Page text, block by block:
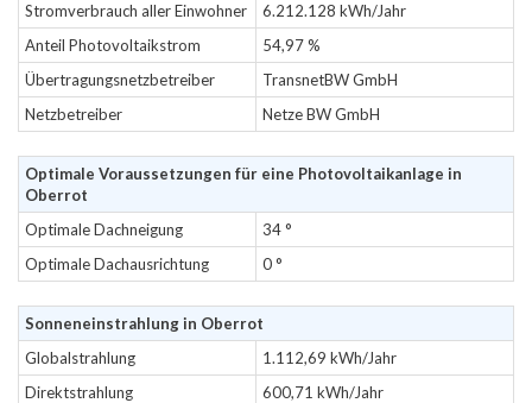
Stromverbrauch aller Einwohner
6.212.128 kWh/Jahr
Anteil Photovoltaikstrom
54,97 %
Übertragungsnetzbetreiber
TransnetBW GmbH
Netzbetreiber
Netze BW GmbH
Optimale Voraussetzungen für eine Photovoltaikanlage in
Oberrot
Optimale Dachneigung
34 °
Optimale Dachausrichtung
0 °
Sonneneinstrahlung in Oberrot
Globalstrahlung
1.112,69 kWh/Jahr
Direktstrahlung
600,71 kWh/Jahr